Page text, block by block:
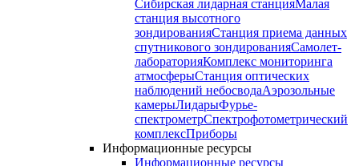
Сибирская лидарная станцияМалая
станция высотного
зондированияСтанция приема данных
спутникового зондированияСамолет-
лабораторияКомплекс мониторинга
атмосферыСтанция оптических
наблюдений небосводаАэрозольные
камерыЛидарыФурье-
спектрометрСпектрофотометрический
комплексПриборы
Информационные ресурсы
Информационные ресурсы